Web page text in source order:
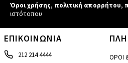
Όροι χρήσης, πολιτική απορρήτου,
ιστότοπου
ΕΠΙΚΟΙΝΩΝΙΑ
212 214 4444
ΟΡΟΙ